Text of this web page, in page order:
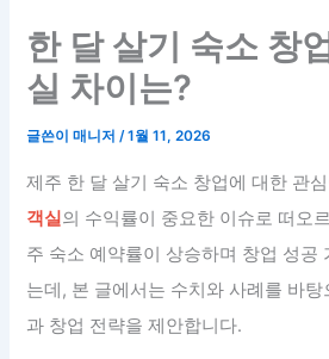
한 달 살기 숙소 창
실 차이는?
글쓴이매니저/1월 11, 2026
제주 한 달 살기 숙소 창업에 대한 관
객실의 수익률이 중요한 이슈로 떠오
주 숙소 예약률이 상승하며 창업 성공
는데, 본 글에서는 수치와 사례를 바
과 창업 전략을 제안합니다.